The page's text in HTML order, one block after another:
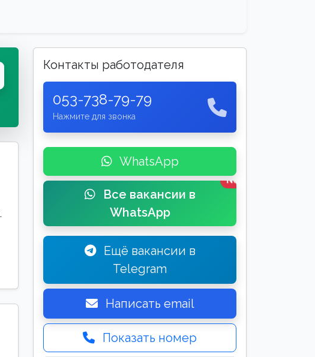
Контакты работодателя
053-738-79-79
Нажмите для звонка
WhatsApp
Все вакансии в
WhatsApp
New
Ещё вакансии в
Telegram
Написать email
Показать номер